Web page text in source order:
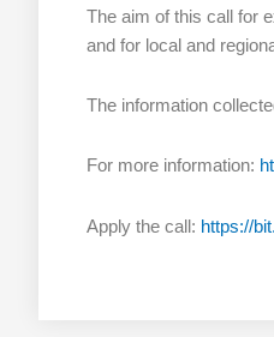
The aim of this call for
and for local and
The information
For more information:
Apply the call: https://